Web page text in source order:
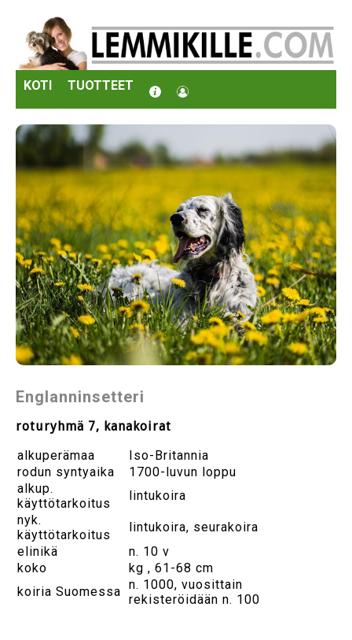
KOTI TUOTTEET
Englanninsetteri
roturyhmä 7, kanakoirat
alkuperämaa
Iso-Britannia
rodun syntyaika
1700-luvun loppu
alkup.
käyttötarkoitus
lintukoira
nyk.
käyttötarkoitus
lintukoira, seurakoira
elinikä
n. 10 v
koko
kg , 61-68 cm
koiria Suomessa n. 1000, vuosittain
rekisteröidään n. 100